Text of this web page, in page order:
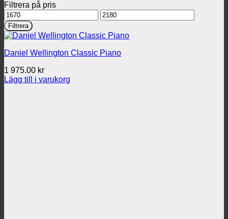
Filtrera på pris
Min
pris
Max
pris
Filtrera
Daniel Wellington Classic Piano
1 975.00 kr
Lägg till i varukorg